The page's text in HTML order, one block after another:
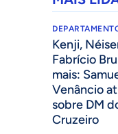
Kenji,
Fabrício
mais:
Venâncio
sobre DM
Cruzeiro